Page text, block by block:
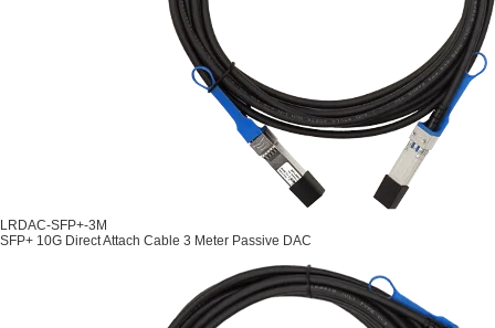
LRDAC-SFP+-3M
SFP+ 10G Direct Attach Cable 3 Meter Passive DAC